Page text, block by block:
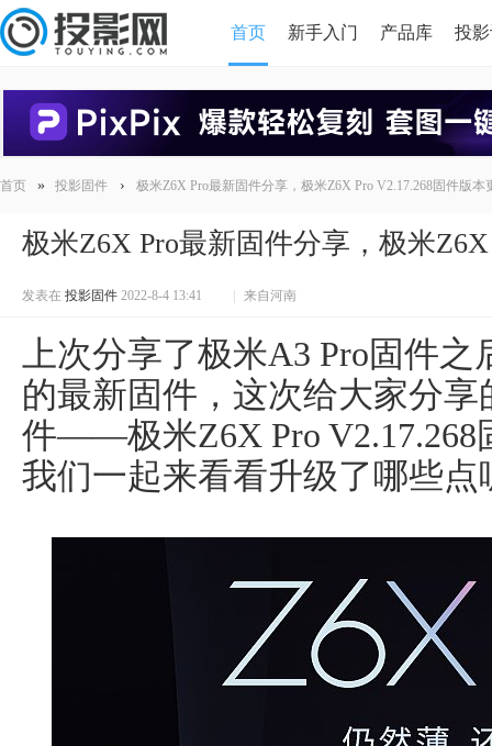
首页 新手入门 产品库 投
首页 » 投影固件 › 极米Z6X Pro最新固件分享，极米Z6X Pro V2.17.268固件版本
极米Z6X Pro最新固件分享，极米
发表在 投影固件 2022-8-4 13:41 来自河南
上次分享了极米A3 Pro固件
的最新固件，这次给大家分
件——极米Z6X Pro V2.17.268
我们一起来看看升级了哪些点